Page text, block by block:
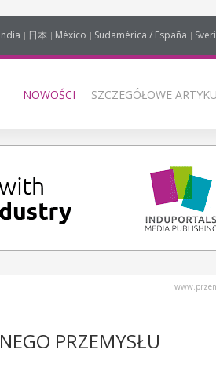
India 日本 México Sudamérica / España
NOWOŚCI SZCZEGÓŁOWE
PRZEMYSŁU